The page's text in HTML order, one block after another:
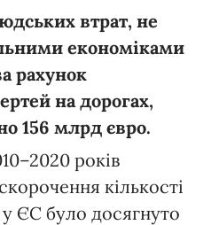
втрат, не
економіками
рахунок
на дорогах,
156 млрд євро.
років
кількості
ЄС було досягнуто